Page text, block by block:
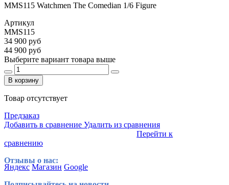
MMS115 Watchmen The Comedian 1/6 Figure
Артикул
MMS115
34 900 руб
44 900 руб
Выберите вариант товара выше
В корзину
Товар отсутствует
Предзаказ
Добавить в сравнение Удалить из сравнения
Перейти к
сравнению
Отзывы о нас:
Яндекс Магазин Google